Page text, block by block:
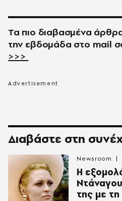
Τα πιο διαβασμένα
την εβδομάδα στο mail
>>>
Διαβάστε στη
Η
της με τη
Newsroom